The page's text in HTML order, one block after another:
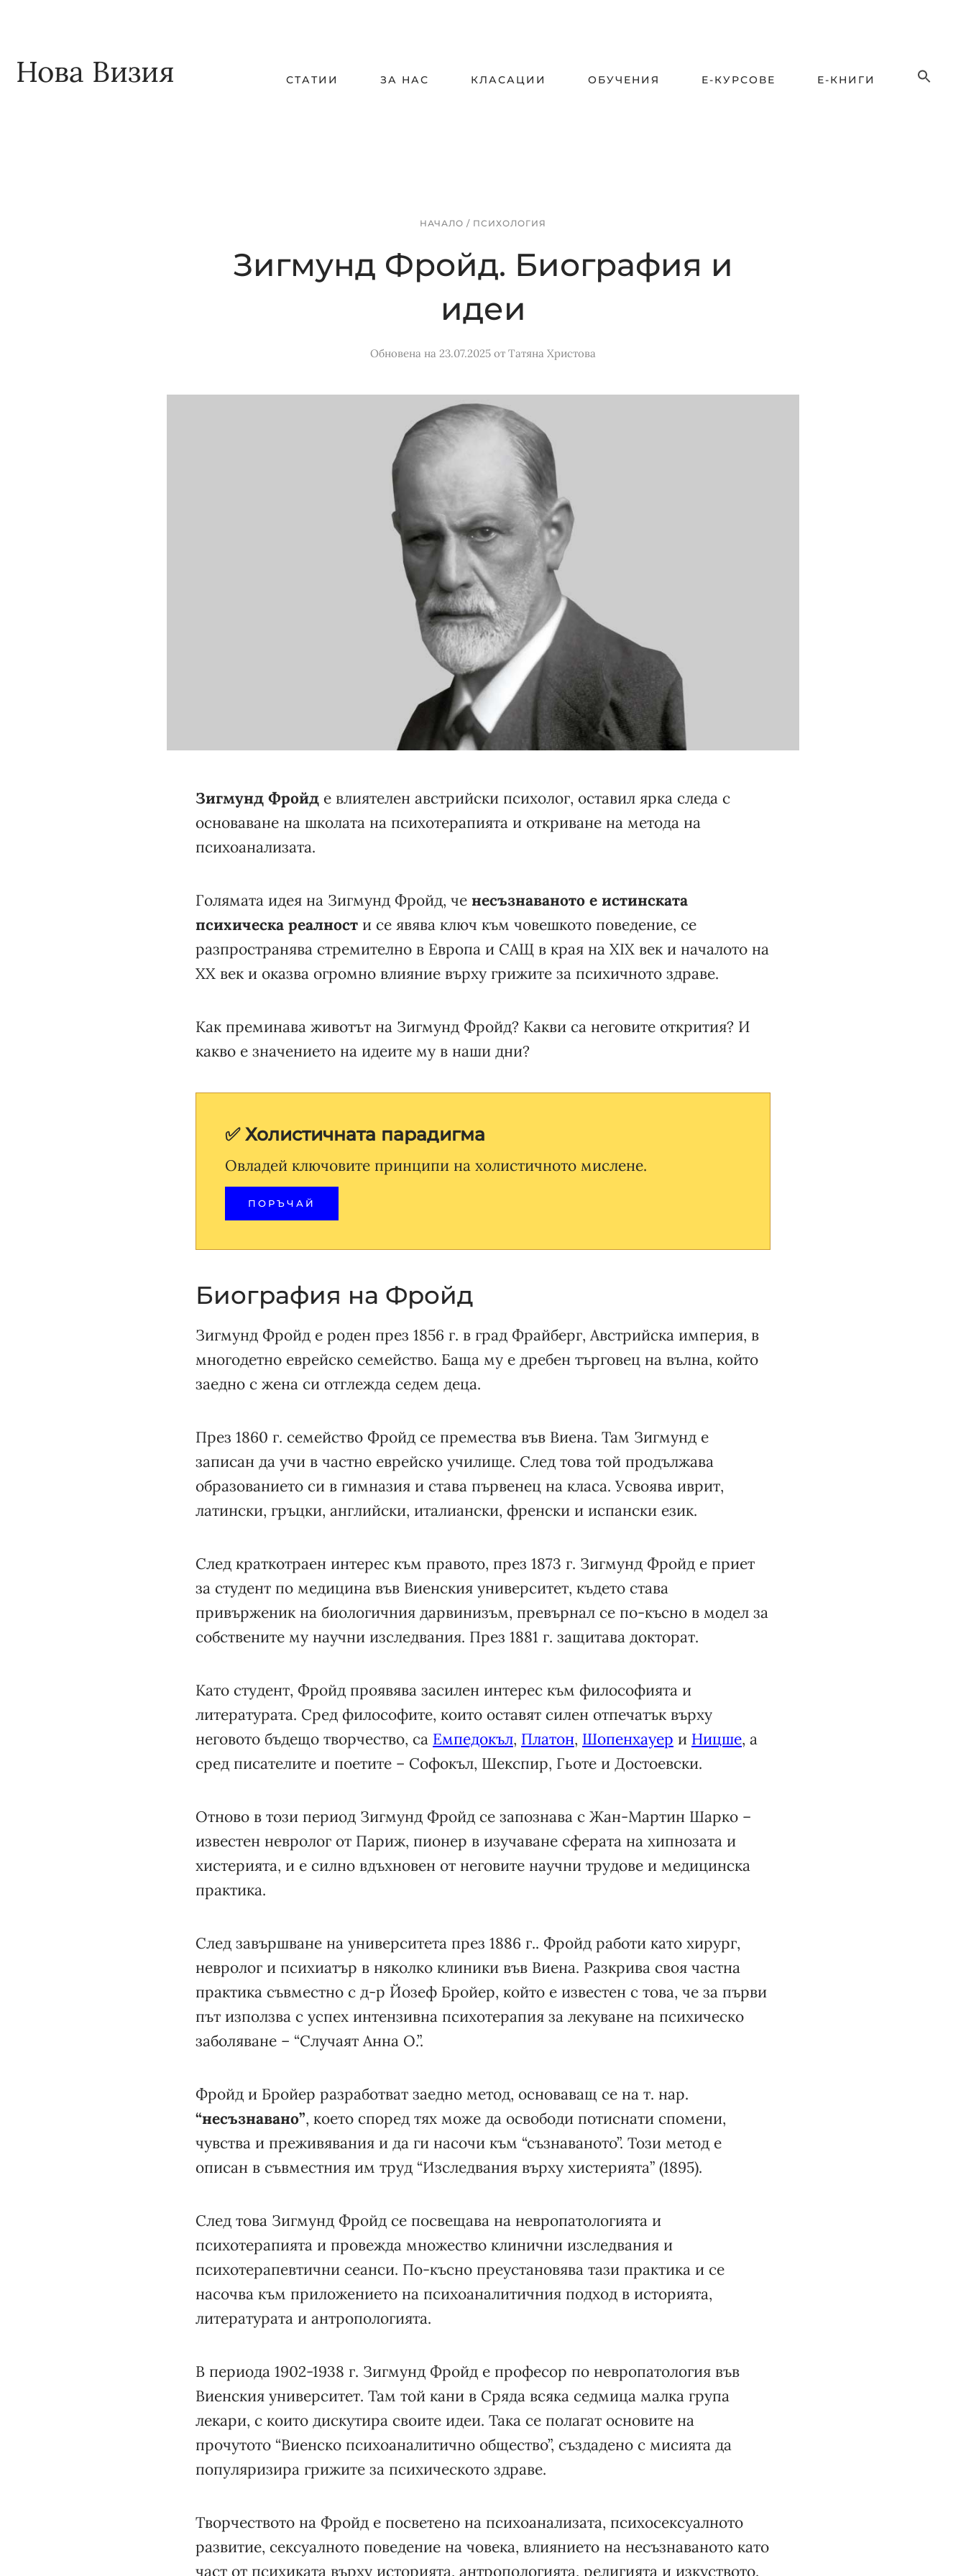
main
content
footer
Нова Визия СТАТИИ ЗА НАС КЛАСАЦИИ ОБУЧЕНИЯ Е-КУРСОВЕ Е-КНИГИ
НАЧАЛО / ПСИХОЛОГИЯ
Зигмунд Фройд. Биография и
идеи
Обновена на 23.07.2025 от Татяна Христова
Зигмунд Фройд е влиятелен австрийски психолог, оставил ярка следа с
основаване на школата на психотерапията и откриване на метода на
психоанализата.
Голямата идея на Зигмунд Фройд, че несъзнаваното е истинската
психическа реалност и се явява ключ към човешкото поведение, се
разпространява стремително в Европа и САЩ в края на ХІХ век и началото на
ХХ век и оказва огромно влияние върху грижите за психичното здраве.
Как преминава животът на Зигмунд Фройд? Какви са неговите открития? И
какво е значението на идеите му в наши дни?
✅ Холистичната парадигма
Овладей ключовите принципи на холистичното мислене.
ПОРЪЧАЙ
Биография на Фройд
Зигмунд Фройд е роден през 1856 г. в град Фрайберг, Австрийска империя, в
многодетно еврейско семейство. Баща му е дребен търговец на вълна, който
заедно с жена си отглежда седем деца.
През 1860 г. семейство Фройд се премества във Виена. Там Зигмунд е
записан да учи в частно еврейско училище. След това той продължава
образованието си в гимназия и става първенец на класа. Усвоява иврит,
латински, гръцки, английски, италиански, френски и испански език.
След краткотраен интерес към правото, през 1873 г. Зигмунд Фройд е приет
за студент по медицина във Виенския университет, където става
привърженик на биологичния дарвинизъм, превърнал се по-късно в модел за
собствените му научни изследвания. През 1881 г. защитава докторат.
Като студент, Фройд проявява засилен интерес към философията и
литературата. Сред философите, които оставят силен отпечатък върху
неговото бъдещо творчество, са Емпедокъл, Платон, Шопенхауер и Ницше, а
сред писателите и поетите – Софокъл, Шекспир, Гьоте и Достоевски.
Отново в този период Зигмунд Фройд се запознава с Жан-Мартин Шарко –
известен невролог от Париж, пионер в изучаване сферата на хипнозата и
хистерията, и е силно вдъхновен от неговите научни трудове и медицинска
практика.
След завършване на университета през 1886 г.. Фройд работи като хирург,
невролог и психиатър в няколко клиники във Виена. Разкрива своя частна
практика съвместно с д-р Йозеф Бройер, който е известен с това, че за първи
път използва с успех интензивна психотерапия за лекуване на психическо
заболяване – “Случаят Анна О.”.
Фройд и Бройер разработват заедно метод, основаващ се на т. нар.
“несъзнавано”, което според тях може да освободи потиснати спомени,
чувства и преживявания и да ги насочи към “съзнаваното”. Този метод е
описан в съвместния им труд “Изследвания върху хистерията” (1895).
След това Зигмунд Фройд се посвещава на невропатологията и
психотерапията и провежда множество клинични изследвания и
психотерапевтични сеанси. По-късно преустановява тази практика и се
насочва към приложението на психоаналитичния подход в историята,
литературата и антропологията.
В периода 1902-1938 г. Зигмунд Фройд е професор по невропатология във
Виенския университет. Там той кани в Сряда всяка седмица малка група
лекари, с които дискутира своите идеи. Така се полагат основите на
прочутото “Виенско психоаналитично общество”, създадено с мисията да
популяризира грижите за психическото здраве.
Творчеството на Фройд е посветено на психоанализата, психосексуалното
развитие, сексуалното поведение на човека, влиянието на несъзнаваното като
част от психиката върху историята, антропологията, религията и изкуството.